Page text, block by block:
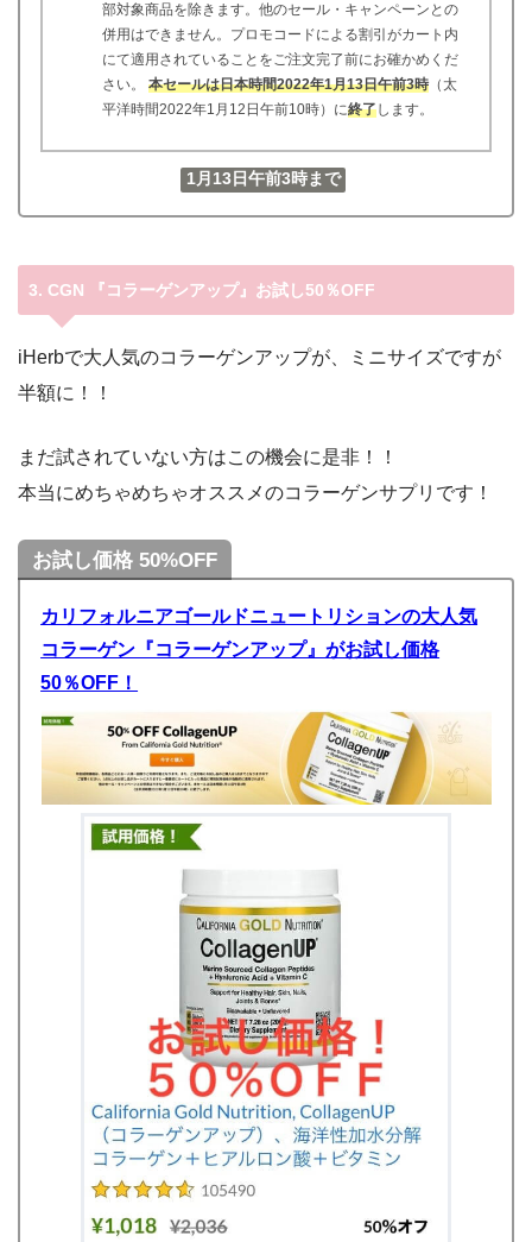
部対象商品を除きます。他のセール・キャンペーンとの
併用はできません。プロモコードによる割引がカート内
にて適用されていることをご注文完了前にお確かめくだ
さい。本セールは日本時間2022年1月13日午前3時 （太
平洋時間2022年1月12日午前10時）に終了します。
1月13日午前3時まで
3. CGN 『コラーゲンアップ』お試し50％OFF
iHerbで大人気のコラーゲンアップが、ミニサイズですが
半額に！！
まだ試されていない方はこの機会に是非！！
本当にめちゃめちゃオススメのコラーゲンサプリです！
お試し価格 50%OFF
カリフォルニアゴールドニュートリションの大人気
コラーゲン『コラーゲンアップ』がお試し価格
50％OFF！